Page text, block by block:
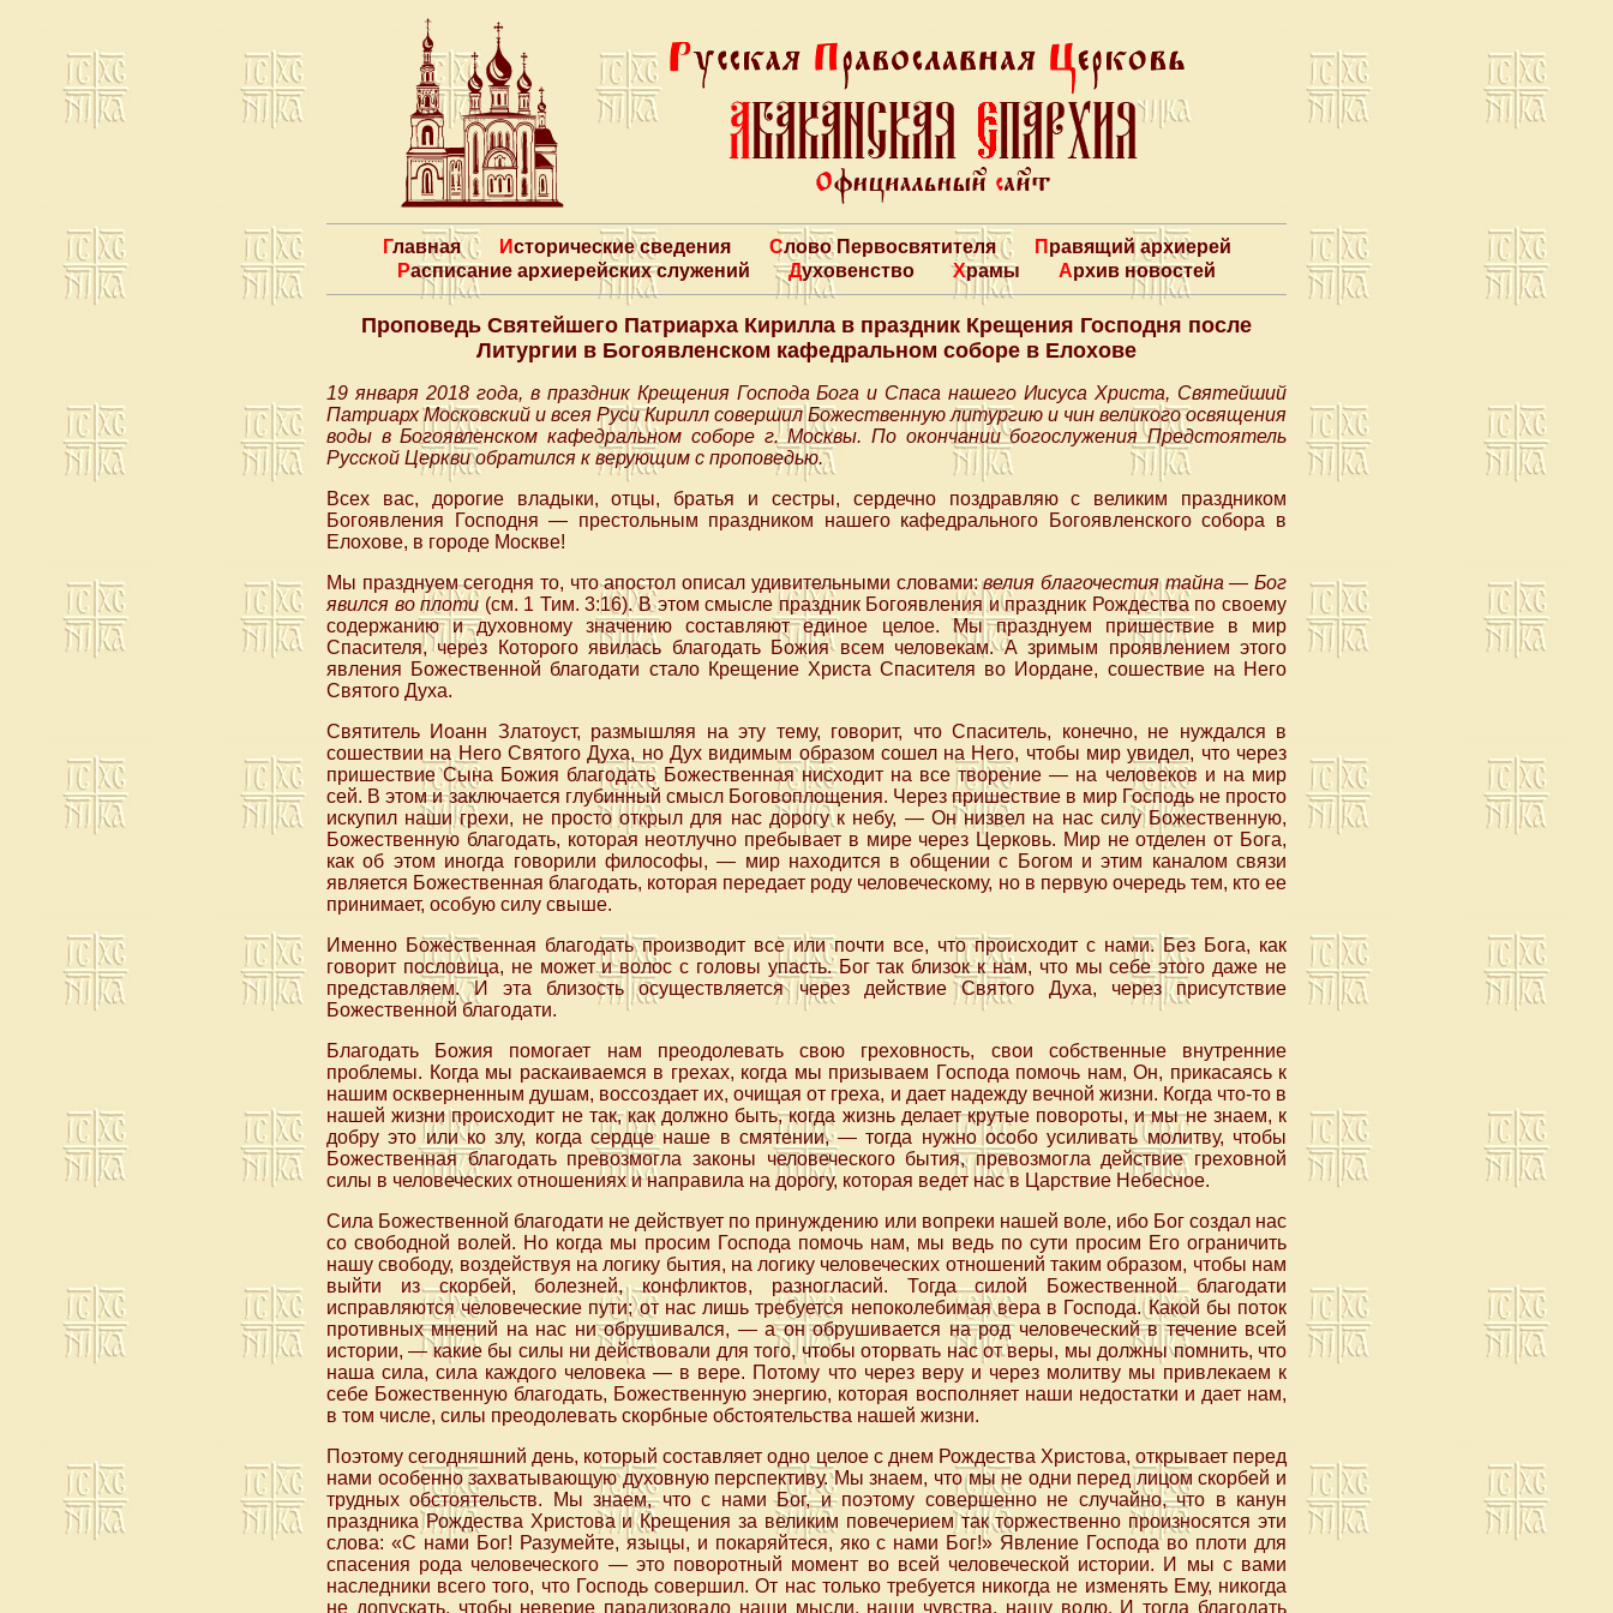
Главная Исторические сведения Слово Первосвятителя
Правящий архиерей
Расписание архиерейских служений
Духовенство Храмы Архив новостей
Проповедь Святейшего Патриарха Кирилла в праздник Крещения Господня после
Литургии в Богоявленском кафедральном соборе в Елохове
19 января 2018 года, в праздник Крещения Господа Бога и Спаса нашего Иисуса Христа, Святейший
Патриарх Московский и всея Руси Кирилл совершил Божественную литургию и чин великого освящения
воды в Богоявленском кафедральном соборе г. Москвы. По окончании богослужения Предстоятель
Русской Церкви обратился к верующим с проповедью.
Всех вас, дорогие владыки, отцы, братья и сестры, сердечно поздравляю с великим праздником
Богоявления Господня — престольным праздником нашего кафедрального Богоявленского собора в
Елохове, в городе Москве!
Мы празднуем сегодня то, что апостол описал удивительными словами:велия благочестия тайна — Бог
явился во плоти(см. 1 Тим. 3:16). В этом смысле праздник Богоявления и праздник Рождества по своему
содержанию и духовному значению составляют единое целое. Мы празднуем пришествие в мир
Спасителя, через Которого явилась благодать Божия всем человекам. А зримым проявлением этого
явления Божественной благодати стало Крещение Христа Спасителя во Иордане, сошествие на Него
Святого Духа.
Святитель Иоанн Златоуст, размышляя на эту тему, говорит, что Спаситель, конечно, не нуждался в
сошествии на Него Святого Духа, но Дух видимым образом сошел на Него, чтобы мир увидел, что через
пришествие Сына Божия благодать Божественная нисходит на все творение — на человеков и на мир
сей. В этом и заключается глубинный смысл Боговоплощения. Через пришествие в мир Господь не просто
искупил наши грехи, не просто открыл для нас дорогу к небу, — Он низвел на нас силу Божественную,
Божественную благодать, которая неотлучно пребывает в мире через Церковь. Мир не отделен от Бога,
как об этом иногда говорили философы, — мир находится в общении с Богом и этим каналом связи
является Божественная благодать, которая передает роду человеческому, но в первую очередь тем, кто ее
принимает, особую силу свыше.
Именно Божественная благодать производит все или почти все, что происходит с нами. Без Бога, как
говорит пословица, не может и волос с головы упасть. Бог так близок к нам, что мы себе этого даже не
представляем. И эта близость осуществляется через действие Святого Духа, через присутствие
Божественной благодати.
Благодать Божия помогает нам преодолевать свою греховность, свои собственные внутренние
проблемы. Когда мы раскаиваемся в грехах, когда мы призываем Господа помочь нам, Он, прикасаясь к
нашим оскверненным душам, воссоздает их, очищая от греха, и дает надежду вечной жизни. Когда что-то в
нашей жизни происходит не так, как должно быть, когда жизнь делает крутые повороты, и мы не знаем, к
добру это или ко злу, когда сердце наше в смятении, — тогда нужно особо усиливать молитву, чтобы
Божественная благодать превозмогла законы человеческого бытия, превозмогла действие греховной
силы в человеческих отношениях и направила на дорогу, которая ведет нас в Царствие Небесное.
Сила Божественной благодати не действует по принуждению или вопреки нашей воле, ибо Бог создал нас
со свободной волей. Но когда мы просим Господа помочь нам, мы ведь по сути просим Его ограничить
нашу свободу, воздействуя на логику бытия, на логику человеческих отношений таким образом, чтобы нам
выйти из скорбей, болезней, конфликтов, разногласий. Тогда силой Божественной благодати
исправляются человеческие пути; от нас лишь требуется непоколебимая вера в Господа. Какой бы поток
противных мнений на нас ни обрушивался, — а он обрушивается на род человеческий в течение всей
истории, — какие бы силы ни действовали для того, чтобы оторвать нас от веры, мы должны помнить, что
наша сила, сила каждого человека — в вере. Потому что через веру и через молитву мы привлекаем к
себе Божественную благодать, Божественную энергию, которая восполняет наши недостатки и дает нам,
в том числе, силы преодолевать скорбные обстоятельства нашей жизни.
Поэтому сегодняшний день, который составляет одно целое с днем Рождества Христова, открывает перед
нами особенно захватывающую духовную перспективу. Мы знаем, что мы не одни перед лицом скорбей и
трудных обстоятельств. Мы знаем, что с нами Бог, и поэтому совершенно не случайно, что в канун
праздника Рождества Христова и Крещения за великим повечерием так торжественно произносятся эти
слова: «С нами Бог! Разумейте, языцы, и покаряйтеся, яко с нами Бог!» Явление Господа во плоти для
спасения рода человеческого — это поворотный момент во всей человеческой истории. И мы с вами
наследники всего того, что Господь совершил. От нас только требуется никогда не изменять Ему, никогда
не допускать, чтобы неверие парализовало наши мысли, наши чувства, нашу волю. И тогда благодать